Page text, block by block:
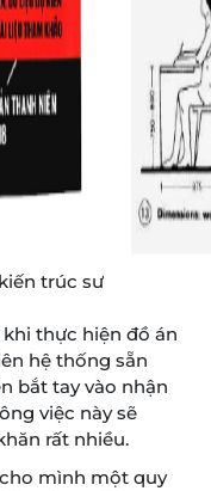
trúc sư
thực hiện đồ án
hệ thống sẵn
bắt tay vào nhận
việc này sẽ
rất nhiều.
mình một quy